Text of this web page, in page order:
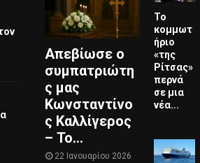
Απεβίωσε ο
συμπατριώτη
ς μας
Κωνσταντίνο
ς Καλλίγερος
– Το...
22 Ιανουαρίου 2026
Το
κομμωτ
ήριο
«της
Ρίτσας»
περνά
σε μια
νέα...